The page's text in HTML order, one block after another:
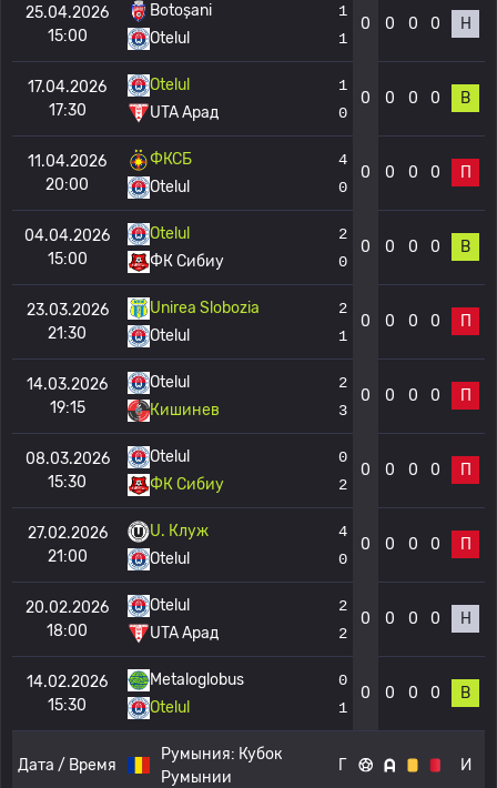
25.04.2026
15:00
Botoșani
Otelul
1
1
0 0 0 0 Н
17.04.2026
17:30
Otelul
UTA Арад
1
0
0 0 0 0 В
11.04.2026
20:00
ФКСБ
Otelul
4
0
0 0 0 0 П
04.04.2026
15:00
Otelul
ФК Сибиу
2
0
0 0 0 0 В
23.03.2026
21:30
Unirea Slobozia
Otelul
2
1
0 0 0 0 П
14.03.2026
19:15
Otelul
Кишинев
2
3
0 0 0 0 П
08.03.2026
15:30
Otelul
ФК Сибиу
0
2
0 0 0 0 П
27.02.2026
21:00
U. Клуж
Otelul
4
0
0 0 0 0 П
20.02.2026
18:00
Otelul
UTA Арад
2
2
0 0 0 0 Н
14.02.2026
15:30
Metaloglobus
Otelul
0
1
0 0 0 0 В
Дата / Время
Румыния: Кубок
Румынии
Г И